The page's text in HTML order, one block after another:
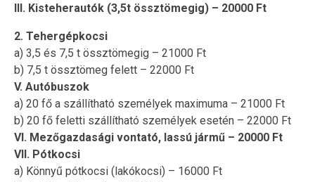
III. Kisteherautók (3,5t össztömegig) – 20000 Ft
2. Tehergépkocsi
a) 3,5 és 7,5 t össztömegig – 21000 Ft
b) 7,5 t össztömeg felett – 22000 Ft
V. Autóbuszok
a) 20 fő a szállítható személyek maximuma – 21000 Ft
b) 20 fő feletti szállítható személyek esetén – 22000 Ft
VI. Mezőgazdasági vontató, lassú jármű – 20000 Ft
VII. Pótkocsi
a) Könnyű pótkocsi (lakókocsi) – 16000 Ft